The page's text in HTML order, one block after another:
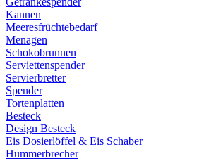
Kannen
Meeresfrüchtebedarf
Menagen
Schokobrunnen
Serviettenspender
Servierbretter
Spender
Tortenplatten
Besteck
Design Besteck
Eis Dosierlöffel & Eis Schaber
Hummerbrecher